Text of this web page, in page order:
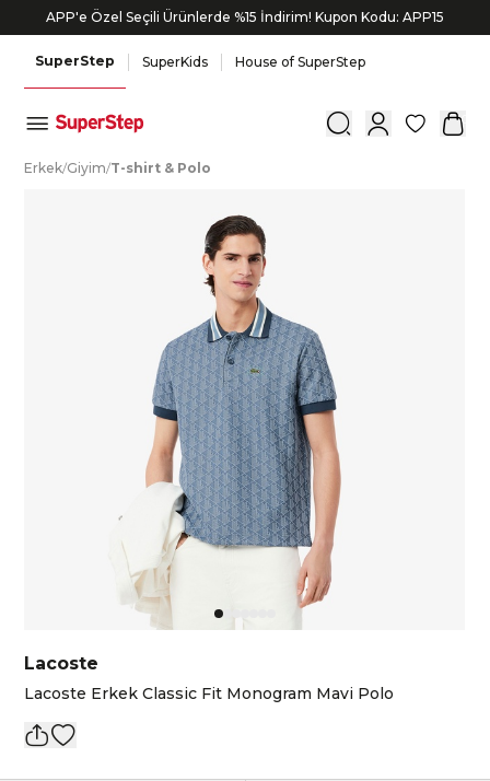
APP'e Özel Seçili Ürünlerde %15 İndirim! Kupon Kodu: APP15
SuperStep SuperKids House of SuperStep
0
Erkek/Giyim/T-shirt & Polo
Lacoste
Lacoste Erkek Classic Fit Monogram Mavi Polo